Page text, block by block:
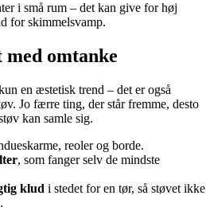
i små rum – det kan give for høj
for skimmelsvamp.
med omtanke
en æstetisk trend – det er også
Jo færre ting, der står fremme, desto
kan samle sig.
reoler og borde.
, som fanger selv de mindste
klud i stedet for en tør, så støvet ikke